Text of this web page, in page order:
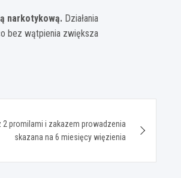
narkotykową. Działania
bez wątpienia zwiększa
2 promilami i zakazem prowadzenia
skazana na 6 miesięcy więzienia